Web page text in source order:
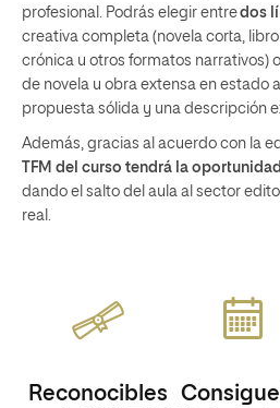
profesional. Podrás elegir entredos
creativa completa (novela corta,
crónica u otros formatos narrativos)
de novela u obra extensa en estado
propuesta sólida y una descripción
Además, gracias al acuerdo con la
TFM del curso tendrá la
dando el salto del aula al sector
real.
Reconocibles